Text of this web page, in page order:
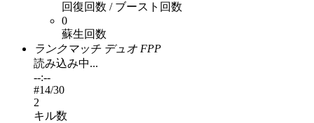
回復回数 / ブースト回数
0
蘇生回数
ランクマッチ デュオ FPP
読み込み中...
--:--
#14/30
2
キル数